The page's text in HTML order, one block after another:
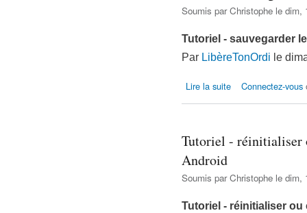
Soumis parChristophe le dim,
Tutoriel - sauvegarder
Par LibèreTonOrdi le
Lire la suite de Tutoriel -
Connectez-vous
Tutoriel - réinitialiser
Android
Soumis parChristophe le dim,
Tutoriel - réinitialiser